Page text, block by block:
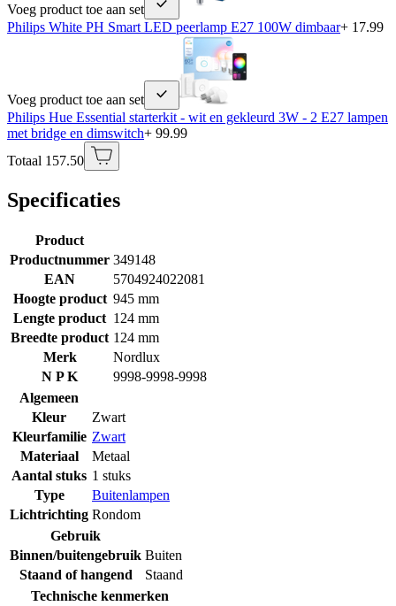
Voeg product toe aan set
Philips White PH Smart LED peerlamp E27 100W dimbaar+ 17.99
Voeg product toe aan set
Philips Hue Essential starterkit - wit en gekleurd 3W - 2 E27 lampen
met bridge en dimswitch+ 99.99
Totaal 157.50
Specificaties
Product
Productnummer 349148
EAN
5704924022081
Hoogte product 945 mm
Lengte product 124 mm
Breedte product 124 mm
Merk
Nordlux
N P K
9998-9998-9998
Algemeen
Kleur
Zwart
Kleurfamilie Zwart
Materiaal
Metaal
Aantal stuks 1 stuks
Type
Buitenlampen
Lichtrichting Rondom
Gebruik
Binnen/buitengebruik Buiten
Staand of hangend
Staand
Technische kenmerken